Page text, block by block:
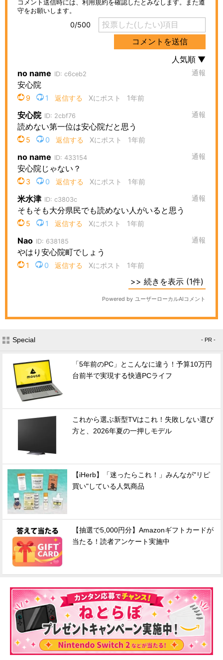
Special - PR -
「5年前のPC」とこんなに違う！予算10万円
台前半で実現する快適PCライフ
これから選ぶ新型TVはこれ！失敗しない選び
方と、2026年夏の一押しモデル
【iHerb】「迷ったらこれ！」みんなが"リピ
買い"している人気商品
【抽選で5,000円分】Amazonギフトカードが
当たる！読者アンケート実施中